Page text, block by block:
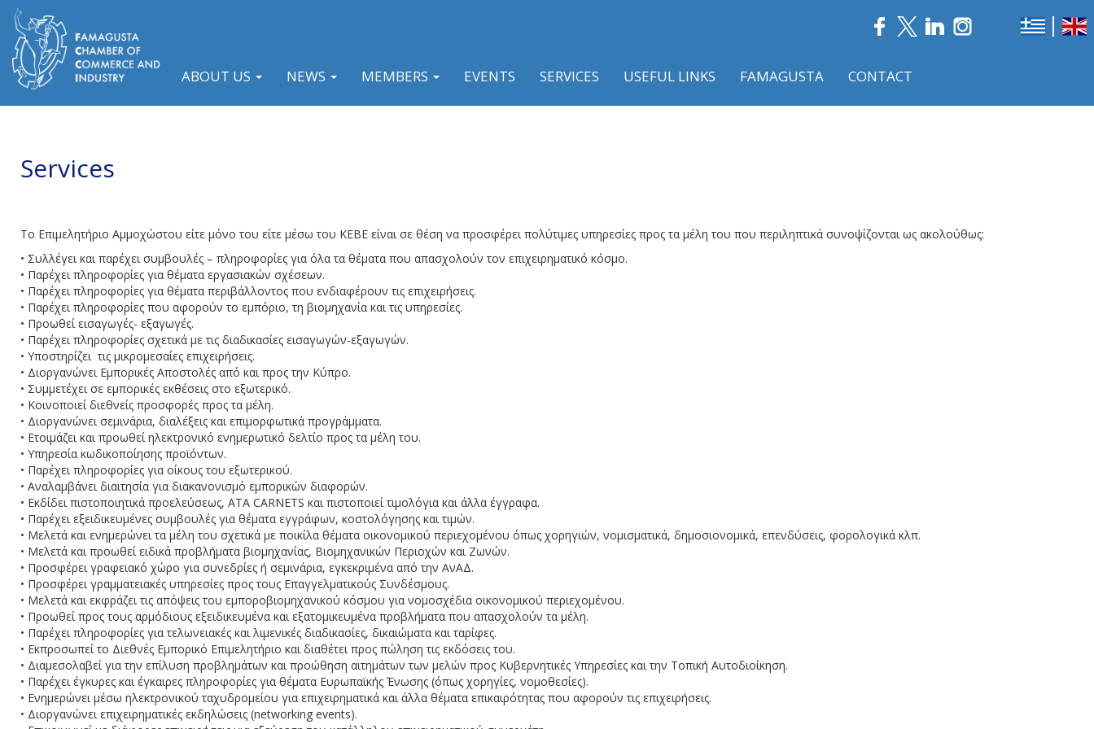
ABOUT US NEWS MEMBERS EVENTS SERVICES USEFUL LINKS FAMAGUSTA CONTACT
Services
Το Επιμελητήριο Αμμοχώστου είτε μόνο του είτε μέσω του ΚΕΒΕ είναι σε θέση να προσφέρει πολύτιμες υπηρεσίες προς τα μέλη του που περιληπτικά συνοψίζονται ως ακολούθως:
• Συλλέγει και παρέχει συμβουλές – πληροφορίες για όλα τα θέματα που απασχολούν τον επιχειρηματικό κόσμο.
• Παρέχει πληροφορίες για θέματα εργασιακών σχέσεων.
• Παρέχει πληροφορίες για θέματα περιβάλλοντος που ενδιαφέρουν τις επιχειρήσεις.
• Παρέχει πληροφορίες που αφορούν το εμπόριο, τη βιομηχανία και τις υπηρεσίες.
• Προωθεί εισαγωγές- εξαγωγές.
• Παρέχει πληροφορίες σχετικά με τις διαδικασίες εισαγωγών-εξαγωγών.
• Υποστηρίζει τις μικρομεσαίες επιχειρήσεις.
• Διοργανώνει Εμπορικές Αποστολές από και προς την Κύπρο.
• Συμμετέχει σε εμπορικές εκθέσεις στο εξωτερικό.
• Κοινοποιεί διεθνείς προσφορές προς τα μέλη.
• Διοργανώνει σεμινάρια, διαλέξεις και επιμορφωτικά προγράμματα.
• Ετοιμάζει και προωθεί ηλεκτρονικό ενημερωτικό δελτίο προς τα μέλη του.
• Υπηρεσία κωδικοποίησης προϊόντων.
• Παρέχει πληροφορίες για οίκους του εξωτερικού.
• Αναλαμβάνει διαιτησία για διακανονισμό εμπορικών διαφορών.
• Εκδίδει πιστοποιητικά προελεύσεως, ATA CARNETS και πιστοποιεί τιμολόγια και άλλα έγγραφα.
• Παρέχει εξειδικευμένες συμβουλές για θέματα εγγράφων, κοστολόγησης και τιμών.
• Μελετά και ενημερώνει τα μέλη του σχετικά με ποικίλα θέματα οικονομικού περιεχομένου όπως χορηγιών, νομισματικά, δημοσιονομικά, επενδύσεις, φορολογικά κλπ.
• Μελετά και προωθεί ειδικά προβλήματα βιομηχανίας, Βιομηχανικών Περιοχών και Ζωνών.
• Προσφέρει γραφειακό χώρο για συνεδρίες ή σεμινάρια, εγκεκριμένα από την ΑνΑΔ.
• Προσφέρει γραμματειακές υπηρεσίες προς τους Επαγγελματικούς Συνδέσμους.
• Μελετά και εκφράζει τις απόψεις του εμποροβιομηχανικού κόσμου για νομοσχέδια οικονομικού περιεχομένου.
• Προωθεί προς τους αρμόδιους εξειδικευμένα και εξατομικευμένα προβλήματα που απασχολούν τα μέλη.
• Παρέχει πληροφορίες για τελωνειακές και λιμενικές διαδικασίες, δικαιώματα και ταρίφες.
• Εκπροσωπεί το Διεθνές Εμπορικό Επιμελητήριο και διαθέτει προς πώληση τις εκδόσεις του.
• Διαμεσολαβεί για την επίλυση προβλημάτων και προώθηση αιτημάτων των μελών προς Κυβερνητικές Υπηρεσίες και την Τοπική Αυτοδιοίκηση.
• Παρέχει έγκυρες και έγκαιρες πληροφορίες για θέματα Ευρωπαϊκής Ένωσης (όπως χορηγίες, νομοθεσίες).
• Ενημερώνει μέσω ηλεκτρονικού ταχυδρομείου για επιχειρηματικά και άλλα θέματα επικαιρότητας που αφορούν τις επιχειρήσεις.
• Διοργανώνει επιχειρηματικές εκδηλώσεις (networking events).